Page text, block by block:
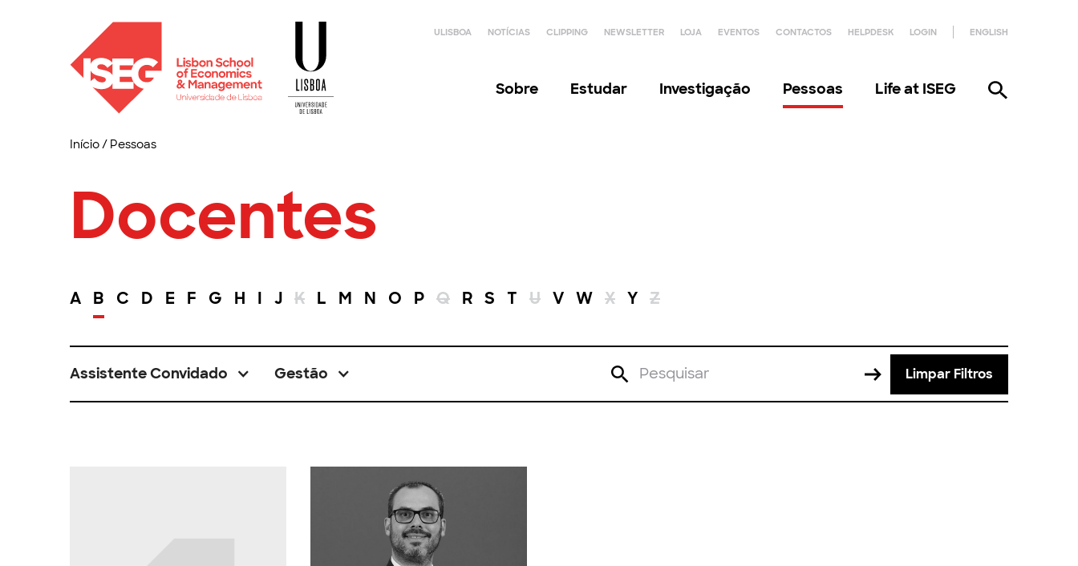
ULISBOA NOTÍCIAS CLIPPING NEWSLETTER LOJA EVENTOS CONTACTOS HELPDESK LOGIN ENGLISH
Sobre Estudar Investigação Pessoas Life at ISEG
Início/ Pessoas
Docentes
A B C D E F G H I J K L M N O P Q R S T U V W X Y Z
Assistente Convidado Gestão Limpar Filtros